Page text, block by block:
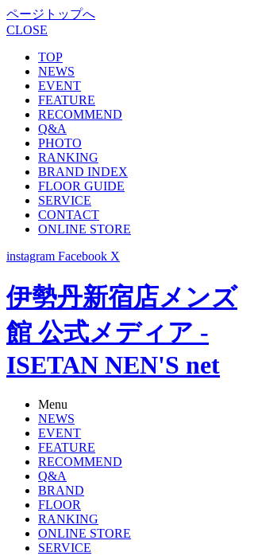
ページトップへ
CLOSE
TOP
NEWS
EVENT
FEATURE
RECOMMEND
Q&A
PHOTO
RANKING
BRAND INDEX
FLOOR GUIDE
SERVICE
CONTACT
ONLINE STORE
instagram Facebook X
伊勢丹新宿店メンズ
館 公式メディア -
ISETAN NEN'S net
Menu
NEWS
EVENT
FEATURE
RECOMMEND
Q&A
BRAND
FLOOR
RANKING
ONLINE STORE
SERVICE